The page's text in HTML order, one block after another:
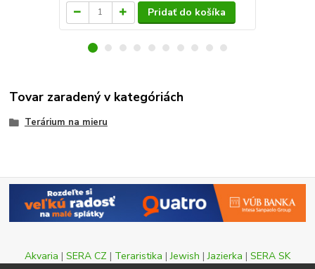
Pridať do košíka
Tovar zaradený v kategóriách
Terárium na mieru
Akvaria | SERA CZ | Teraristika |Jewish |Jazierka | SERA SK